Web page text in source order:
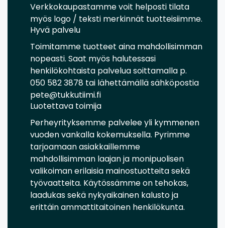
Verkkokaupastamme voit helposti tilata
myös logo / teksti merkinnät tuotteisiimme.
Hyvä palvelu
Toimitamme tuotteet aina mahdollisimman
nopeasti. Saat myös halutessasi
henkilökohtaista palvelua soittamalla p.
050 582 3878 tai lähettämällä sähköpostia
pete@tukkutiimi.fi
Luotettava toimija
Perheyrityksemme palvelee yli kymmenen
vuoden vankalla kokemuksella. Pyrimme
tarjoamaan asiakkaillemme
mahdollisimman laajan ja monipuolisen
valikoiman erilaisia mainostuotteita sekä
työvaatteita. Käytössämme on tehokas,
laadukas sekä nykyaikainen kalusto ja
erittäin ammattitaitoinen henkilökunta.